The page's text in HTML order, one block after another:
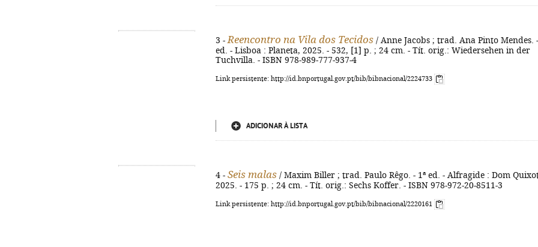
3 - Reencontro na Vila dos Tecidos / Anne Jacobs ; trad. Ana Pinto Mendes.
ed. - Lisboa : Planeta, 2025. - 532, [1] p. ; 24 cm. - Tít. orig.: Wiedersehen in der
Tuchvilla. - ISBN 978-989-777-937-4
Link persistente: http://id.bnportugal.gov.pt/bib/bibnacional/2224733
ADICIONAR À LISTA
4 - Seis malas / Maxim Biller ; trad. Paulo Rêgo. - 1ª ed. - Alfragide : Dom
2025. - 175 p. ; 24 cm. - Tít. orig.: Sechs Koffer. - ISBN 978-972-20-8511-3
Link persistente: http://id.bnportugal.gov.pt/bib/bibnacional/2220161